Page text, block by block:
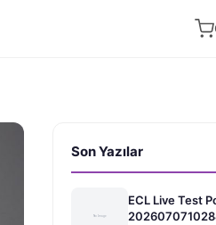
Son Yazılar
ECL Live Test